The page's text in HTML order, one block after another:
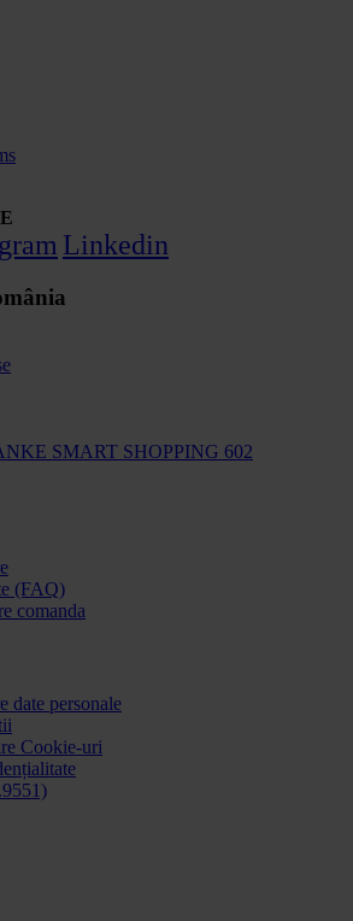
Linkedin
SMART SHOPPING 602
(FAQ)
comanda
date personale
Cookie-uri